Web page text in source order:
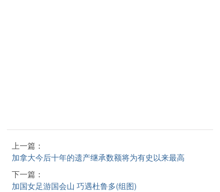
上一篇：
加拿大今后十年的遗产继承数额将为有史以来最高
下一篇：
加国女足游国会山 巧遇杜鲁多(组图)